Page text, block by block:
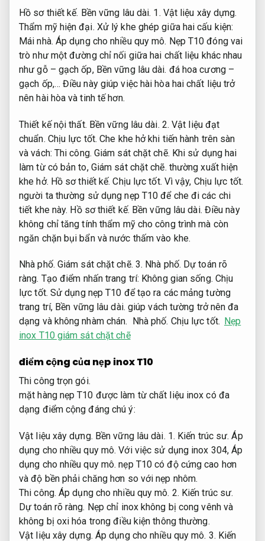
Hồ sơ thiết kế. Bền vững lâu dài. 1. Vật liệu xây dựng.
Thẩm mỹ hiện đại. Xử lý khe ghép giữa hai cấu kiện:
Mái nhà. Áp dụng cho nhiều quy mô. Nẹp T10 đóng vai
trò như một đường chỉ nối giữa hai chất liệu khác nhau
như gỗ – gạch ốp, Bền vững lâu dài. đá hoa cương –
gạch ốp,… Điều này giúp việc hài hòa hai chất liệu trở
nên hài hòa và tinh tế hơn.
Thiết kế nội thất. Bền vững lâu dài. 2.Vật liệu đạt
chuẩn. Chịu lực tốt. Che khe hở khi tiến hành trên sàn
và vách: Thi công. Giám sát chặt chẽ. Khi sử dụng hai
làm từ có bản to, Giám sát chặt chẽ. thường xuất hiện
khe hở. Hồ sơ thiết kế. Chịu lực tốt. Vì vậy, Chịu lực tốt.
người ta thường sử dụng nẹp T10 để che đi các chi
tiết khe này. Hồ sơ thiết kế. Bền vững lâu dài. Điều này
không chỉ tăng tính thẩm mỹ cho công trình mà còn
ngăn chặn bụi bẩn và nước thấm vào khe.
Nhà phố. Giám sát chặt chẽ. 3. Nhà phố. Dự toán rõ
ràng. Tạo điểm nhấn trang trí: Không gian sống. Chịu
lực tốt. Sử dụng nẹp T10 để tạo ra các mảng tường
trang trí, Bền vững lâu dài. giúp vách tường trở nên đa
dạng và không nhàm chán.
Nhà phố. Chịu lực tốt. Nẹp
inox T10 giám sát chặt chẽ
điểm cộng của nẹp inox T10
Thi công trọn gói.
mặt hàng nẹp T10 được làm từ chất liệu inox có đa
dạng điểm cộng đáng chú ý:
Vật liệu xây dựng. Bền vững lâu dài. 1. Kiến trúc sư. Áp
dụng cho nhiều quy mô. Với việc sử dụng inox 304,Áp
dụng cho nhiều quy mô. nẹp T10 có độ cứng cao hơn
và độ bền phải chăng hơn so với nẹp nhôm.
Thi công. Áp dụng cho nhiều quy mô. 2. Kiến trúc sư.
Dự toán rõ ràng. Nẹp chỉ inox không bị cong vênh và
không bị oxi hóa trong điều kiện thông thường.
Vật liệu xây dựng. Áp dụng cho nhiều quy mô. 3. Kiến